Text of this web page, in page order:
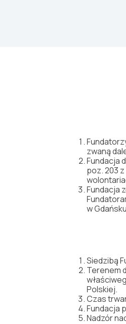
zwaną
Fundacja
poz. 203
Fundacja
w
Siedzibą
Terenem
Polskiej.
Czas
Fundacja
Nadzór